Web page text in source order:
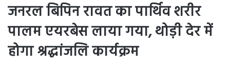
जनरल बिपिन रावत का पार्थिव शरीर
पालम एयरबेस लाया गया, थोड़ी देर में
होगा श्रद्धांजलि कार्यक्रम